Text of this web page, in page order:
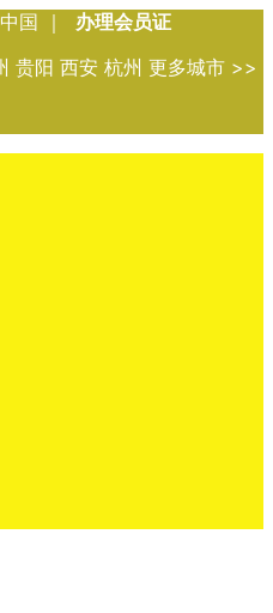
国 ｜
办理会员证
贵阳 西安 杭州 更多城市 >>